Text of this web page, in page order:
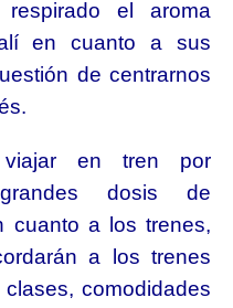
el aroma
en cuanto a sus
de centrarnos
viajar en tren por
dosis de
cuanto a los trenes,
a los trenes
comodidades